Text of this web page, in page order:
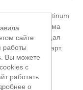
нагрузок Platinum
ширина зажима
направляющая
Jorgensen арт.
сайте
работы
Вы можете
с
работать
о